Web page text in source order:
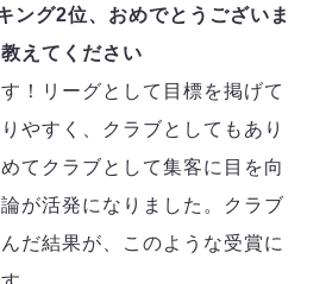
ング2位、おめでとうございま
えてください
！リーグとして目標を掲げて
やすく、クラブとしてもあり
てクラブとして集客に目を向
が活発になりました。クラブ
だ結果が、このような受賞に